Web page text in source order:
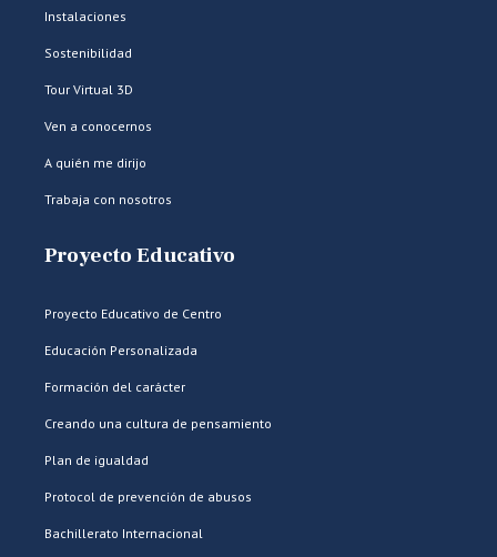
Instalaciones
Sostenibilidad
Tour Virtual 3D
Ven a conocernos
A quién me dirijo
Trabaja con nosotros
Proyecto Educativo
Proyecto Educativo de Centro
Educación Personalizada
Formación del carácter
Creando una cultura de pensamiento
Plan de igualdad
Protocol de prevención de abusos
Bachillerato Internacional